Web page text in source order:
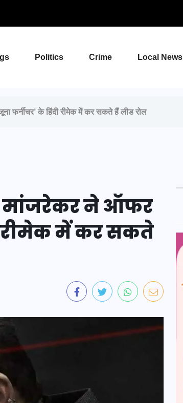
Politics Crime Local News
फर्नीचर’ के हिंदी रीमेक में कर सकते हैं लीड रोल
मांजरेकर ने ऑफर
रीमेक में कर सकते